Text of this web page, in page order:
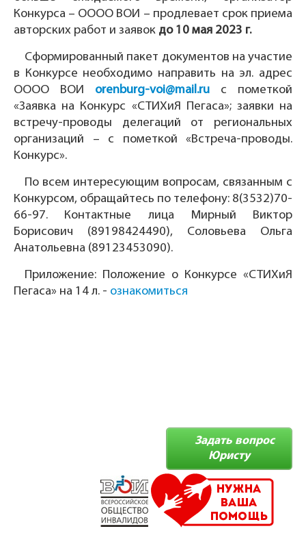
Конкурса – ОООО ВОИ – продлевает срок приема
авторских работ и заявок до 10 мая 2023 г.
Сформированный пакет документов на участие
в Конкурсе необходимо направить на эл. адрес
ОООО ВОИ orenburg-voi@mail.ru с пометкой
«Заявка на Конкурс «СТИХиЯ Пегаса»; заявки на
встречу-проводы делегаций от региональных
организаций – с пометкой «Встреча-проводы.
Конкурс».
По всем интересующим вопросам, связанным с
Конкурсом, обращайтесь по телефону: 8(3532)70-
66-97. Контактные лица Мирный Виктор
Борисович (89198424490), Соловьева Ольга
Анатольевна (89123453090).
Приложение: Положение о Конкурсе «СТИХиЯ
Пегаса» на 14 л. - ознакомиться
Задать вопрос
Юристу